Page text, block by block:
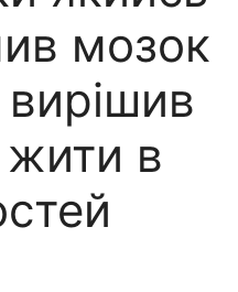
мозок
вирішив
жити в